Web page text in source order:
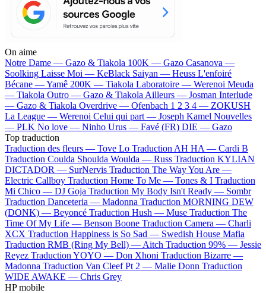
On aime
Notre Dame — Gazo & Tiakola 100K — Gazo Casanova —
Soolking Laisse Moi — KeBlack Saiyan — Heuss L'enfoiré
Bécane —Yamê 200K — Tiakola Laboratoire — Werenoi Meuda
— Tiakola Outro — Gazo & Tiakola Ailleurs — Josman Interlude
— Gazo & Tiakola Overdrive — Ofenbach 1 2 3 4 — ZOKUSH
La League — Werenoi Celui qui part — Joseph Kamel Nouvelles
— PLK No love — Ninho Urus — Favé (FR) DIE — Gazo
Top traduction
Traduction des fleurs — Tove Lo Traduction AH HA — Cardi B
Traduction Coulda Shoulda Woulda — Russ Traduction KYLIAN
DICTADOR — SurNervis Traduction The Way You Are —
Electric Callboy Traduction Home To Me — Tones & I Traduction
Mi Chico — DJ Goja Traduction My Body Isn't Ready — Sombr
Traduction Danceteria — Madonna Traduction MORNING DEW
(DONK) — Beyoncé Traduction Hush — Muse Traduction The
Time Of My Life — Benson Boone Traduction Camera — Charli
XCX Traduction Happiness is So Sad — Swedish House Mafia
Traduction RMB (Ring My Bell) — Aitch Traduction 99% — Jessie
Reyez Traduction YOYO — Don Xhoni Traduction Bizarre —
Madonna Traduction Van Cleef Pt 2 — Malie Donn Traduction
WIDE AWAKE — Chris Grey
HP mobile